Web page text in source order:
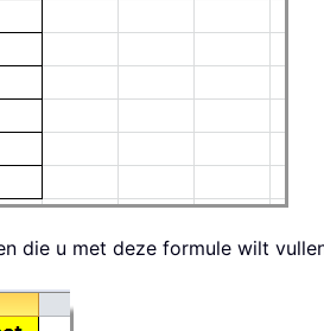
die u met deze formule wilt